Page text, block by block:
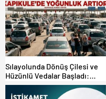
Sılayolunda Dönüş Çilesi ve
Hüzünlü Vedalar Başladı:
Kapıkule’de Yoğunluk Artıyor!